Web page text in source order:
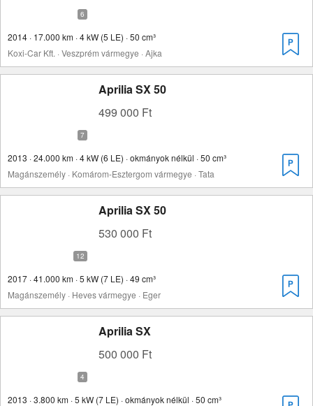
2014 · 17.000 km · 4 kW (5 LE) · 50 cm³
Koxi-Car Kft. · Veszprém vármegye · Ajka
Aprilia SX 50
499 000 Ft
2013 · 24.000 km · 4 kW (6 LE) · okmányok nélkül · 50 cm³
Magánszemély · Komárom-Esztergom vármegye · Tata
Aprilia SX 50
530 000 Ft
2017 · 41.000 km · 5 kW (7 LE) · 49 cm³
Magánszemély · Heves vármegye · Eger
Aprilia SX
500 000 Ft
2013 · 3.800 km · 5 kW (7 LE) · okmányok nélkül · 50 cm³